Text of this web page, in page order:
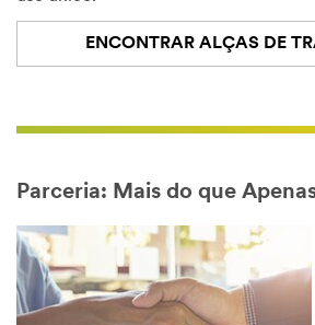
ENCONTRAR ALÇAS DE
Parceria: Mais do que